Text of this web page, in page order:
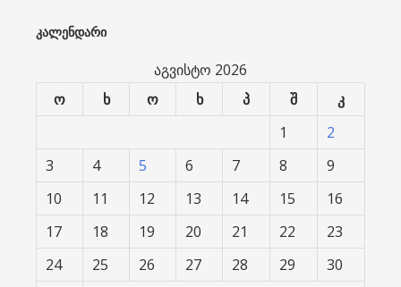
ᲙᲐᲚᲔᲜᲓᲐᲠᲘ
აგვისტო 2026
ო
ხ ო ხ პ შ
კ
1
2
3
4 5 6 7 8
9
10
11 12 13 14 15
16
17
18 19 20 21 22
23
24
25 26 27 28 29 30